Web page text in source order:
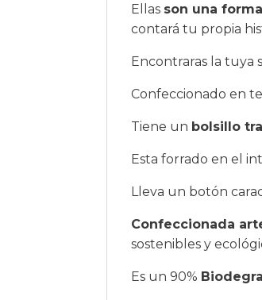
Ellas son una
contará tu propia
Encontraras la tuya
Confeccionado en
Tiene un bolsillo
Esta forrado en el
Lleva un botón
Confeccionada
sostenibles y
Es un 90%